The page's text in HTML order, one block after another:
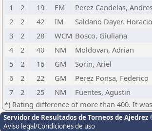
1
2 19 FM Perez Candelas,
2
2 42 IM Saldano Dayer, Horacio
3
2 28 WCM Bosco, Giuliana
4
2 40 NM Moldovan, Adrian
5
2 16 GM Sorin, Ariel
6
2 22 GM Perez Ponsa, Federico
7
2 25 NM Fuentes, Agustin
*) Rating difference of more than 400. It
Servidor de Resultados de Torneos de Ajedrez
Aviso legal/Condiciones de uso